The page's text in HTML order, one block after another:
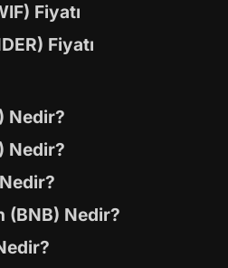
Fiyatı
Fiyatı
Nedir?
Nedir?
(BNB) Nedir?